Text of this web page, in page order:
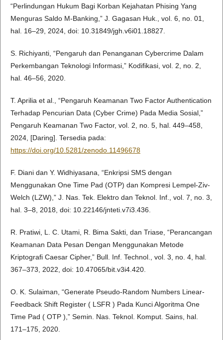
“Perlindungan Hukum Bagi Korban Kejahatan Phising Yang
Menguras Saldo M-Banking,” J. Gagasan Huk., vol. 6, no. 01,
hal. 16–29, 2024, doi: 10.31849/jgh.v6i01.18827.
S. Richiyanti, “Pengaruh dan Penanganan Cybercrime Dalam
Perkembangan Teknologi Informasi,” Kodifikasi, vol. 2, no. 2,
hal. 46–56, 2020.
T. Aprilia et al., “Pengaruh Keamanan Two Factor Authentication
Terhadap Pencurian Data (Cyber Crime) Pada Media Sosial,”
Pengaruh Keamanan Two Factor, vol. 2, no. 5, hal. 449–458,
2024, [Daring]. Tersedia pada:
https://doi.org/10.5281/zenodo.11496678
F. Diani dan Y. Widhiyasana, “Enkripsi SMS dengan
Menggunakan One Time Pad (OTP) dan Kompresi Lempel-Ziv-
Welch (LZW),” J. Nas. Tek. Elektro dan Teknol. Inf., vol. 7, no. 3,
hal. 3–8, 2018, doi: 10.22146/jnteti.v7i3.436.
R. Pratiwi, L. C. Utami, R. Bima Sakti, dan Triase, “Perancangan
Keamanan Data Pesan Dengan Menggunakan Metode
Kriptografi Caesar Cipher,” Bull. Inf. Technol., vol. 3, no. 4, hal.
367–373, 2022, doi: 10.47065/bit.v3i4.420.
O. K. Sulaiman, “Generate Pseudo-Random Numbers Linear-
Feedback Shift Register ( LSFR ) Pada Kunci Algoritma One
Time Pad ( OTP ),” Semin. Nas. Teknol. Komput. Sains, hal.
171–175, 2020.